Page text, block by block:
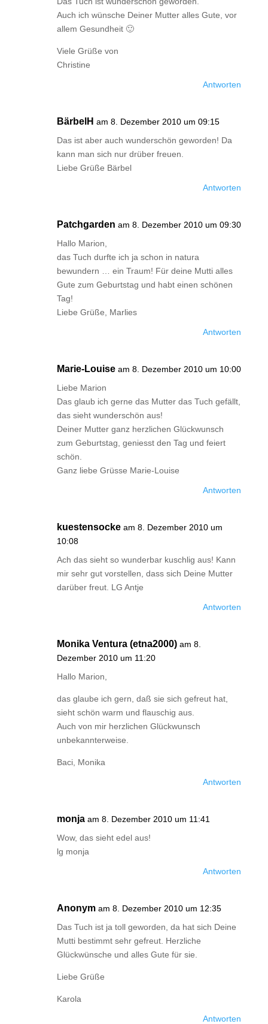
Auch ich wünsche Deiner Mutter alles Gute, vor
allem Gesundheit 🙂
Viele Grüße von
Christine
Antworten
BärbelH am 8. Dezember 2010 um 09:15
Das ist aber auch wunderschön geworden! Da
kann man sich nur drüber freuen.
Liebe Grüße Bärbel
Antworten
Patchgarden am 8. Dezember 2010 um 09:30
Hallo Marion,
das Tuch durfte ich ja schon in natura
bewundern … ein Traum! Für deine Mutti alles
Gute zum Geburtstag und habt einen schönen
Tag!
Liebe Grüße, Marlies
Antworten
Marie-Louise am 8. Dezember 2010 um 10:00
Liebe Marion
Das glaub ich gerne das Mutter das Tuch gefällt,
das sieht wunderschön aus!
Deiner Mutter ganz herzlichen Glückwunsch
zum Geburtstag, geniesst den Tag und feiert
schön.
Ganz liebe Grüsse Marie-Louise
Antworten
kuestensocke am 8. Dezember 2010 um
10:08
Ach das sieht so wunderbar kuschlig aus! Kann
mir sehr gut vorstellen, dass sich Deine Mutter
darüber freut. LG Antje
Antworten
Monika Ventura (etna2000) am 8.
Dezember 2010 um 11:20
Hallo Marion,
das glaube ich gern, daß sie sich gefreut hat,
sieht schön warm und flauschig aus.
Auch von mir herzlichen Glückwunsch
unbekannterweise.
Baci, Monika
Antworten
monja am 8. Dezember 2010 um 11:41
Wow, das sieht edel aus!
lg monja
Antworten
Anonym am 8. Dezember 2010 um 12:35
Das Tuch ist ja toll geworden, da hat sich Deine
Mutti bestimmt sehr gefreut. Herzliche
Glückwünsche und alles Gute für sie.
Liebe Grüße
Karola
Antworten